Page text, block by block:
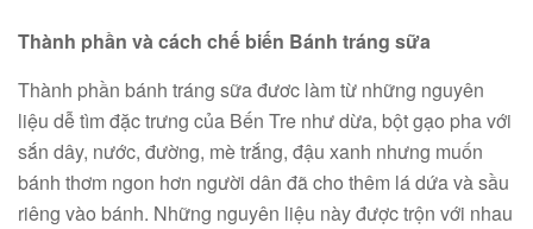
Thành phần và cách chế biến Bánh tráng sữa
Thành phần bánh tráng sữa đươc làm từ những nguyên
liệu dễ tìm đặc trưng của Bến Tre như dừa, bột gạo pha với
sắn dây, nước, đường, mè trắng, đậu xanh nhưng muốn
bánh thơm ngon hơn người dân đã cho thêm lá dứa và sầu
riêng vào bánh. Những nguyên liệu này được trộn với nhau